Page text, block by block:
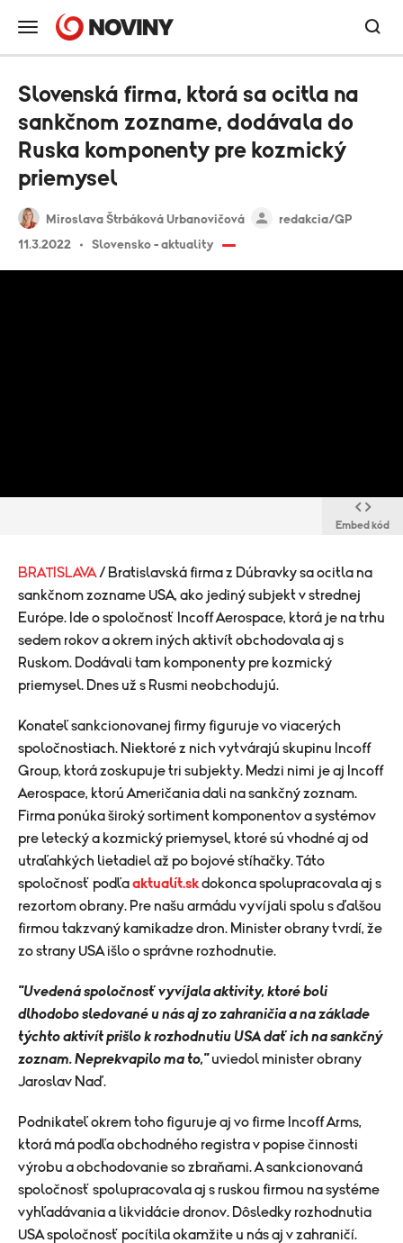
Miroslava Štrbáková Urbanovičová
redakcia/GP
11.3.2022
Slovensko - aktuality
Slovenská firma, ktorá sa ocitla na
sankčnom zozname, dodávala do
Ruska komponenty pre kozmický
priemysel
Embed kód
BRATISLAVA / Bratislavská firma z Dúbravky sa ocitla na
sankčnom zozname USA, ako jediný subjekt v strednej
Európe. Ide o spoločnosť Incoff Aerospace, ktorá je na trhu
sedem rokov a okrem iných aktivít obchodovala aj s
Ruskom. Dodávali tam komponenty pre kozmický
priemysel. Dnes už s Rusmi neobchodujú.
Konateľ sankcionovanej firmy figuruje vo viacerých
spoločnostiach. Niektoré z nich vytvárajú skupinu Incoff
Group, ktorá zoskupuje tri subjekty. Medzi nimi je aj Incoff
Aerospace, ktorú Američania dali na sankčný zoznam.
Firma ponúka široký sortiment komponentov a systémov
pre letecký a kozmický priemysel, ktoré sú vhodné aj od
utraľahkých lietadiel až po bojové stíhačky. Táto
spoločnosť podľaaktualít.skdokonca spolupracovala aj s
rezortom obrany. Pre našu armádu vyvíjali spolu s ďalšou
firmou takzvaný kamikadze dron. Minister obrany tvrdí, že
zo strany USA išlo o správne rozhodnutie.
"Uvedená spoločnosť vyvíjala aktivity, ktoré boli
dlhodobo sledované u nás aj zo zahraničia a na základe
týchto aktivít prišlo k rozhodnutiu USA dať ich na sankčný
zoznam. Neprekvapilo ma to,"uviedol minister obrany
Jaroslav Naď.
Podnikateľ okrem toho figuruje aj vo firme Incoff Arms,
ktorá má podľa obchodného registra v popise činnosti
výrobu a obchodovanie so zbraňami. A sankcionovaná
spoločnosť spolupracovala aj s ruskou firmou na systéme
vyhľadávania a likvidácie dronov. Dôsledky rozhodnutia
USA spoločnosť pocítila okamžite u nás aj v zahraničí.